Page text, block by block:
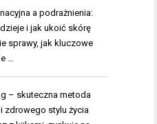
a podrażnienia:
i jak ukoić skórę
sprawy, jak kluczowe
…
– skuteczna metoda
zdrowego stylu życia